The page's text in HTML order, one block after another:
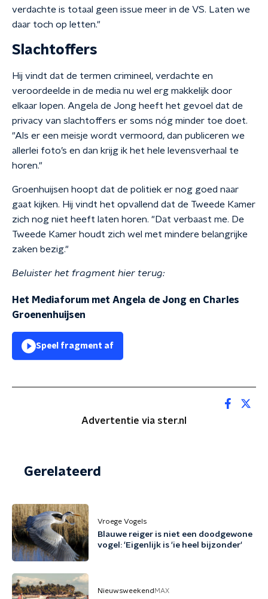
verdachte is totaal geen issue meer in de VS. Laten we
daar toch op letten."
Slachtoffers
Hij vindt dat de termen crimineel, verdachte en
veroordeelde in de media nu wel erg makkelijk door
elkaar lopen. Angela de Jong heeft het gevoel dat de
privacy van slachtoffers er soms nóg minder toe doet.
"Als er een meisje wordt vermoord, dan publiceren we
allerlei foto’s en dan krijg ik het hele levensverhaal te
horen."
Groenhuijsen hoopt dat de politiek er nog goed naar
gaat kijken. Hij vindt het opvallend dat de Tweede Kamer
zich nog niet heeft laten horen. "Dat verbaast me. De
Tweede Kamer houdt zich wel met mindere belangrijke
zaken bezig."
Beluister het fragment hier terug:
Het Mediaforum met Angela de Jong en Charles
Groenenhuijsen
Speel fragment af
Advertentie via ster.nl
Gerelateerd
Vroege Vogels
Blauwe reiger is niet een doodgewone
vogel: 'Eigenlijk is 'ie heel bijzonder'
Nieuwsweekend MAX